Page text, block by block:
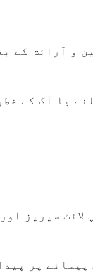
و آرائش کے
یا آگ کے
نیین فلیکس